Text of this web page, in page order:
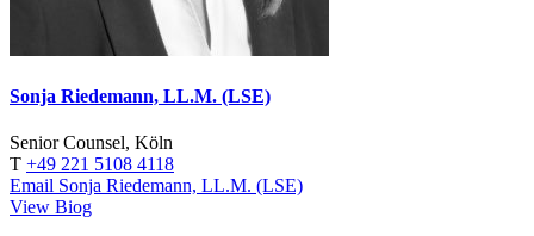
Sonja Riedemann, LL.M. (LSE)
Senior Counsel, Köln
T +49 221 5108 4118
Email Sonja Riedemann, LL.M. (LSE)
View Biog